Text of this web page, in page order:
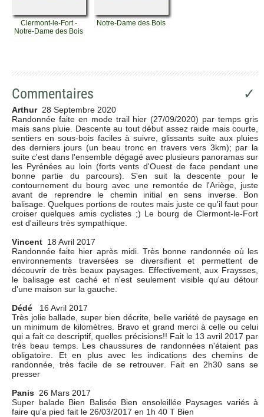
Clermont-le-Fort -
Notre-Dame des Bois
Notre-Dame des Bois
Commentaires ✓
Arthur 28 Septembre 2020
Randonnée faite en mode trail hier (27/09/2020) par temps gris
mais sans pluie. Descente au tout début assez raide mais courte,
sentiers en sous-bois faciles à suivre, glissants suite aux pluies
des derniers jours (un beau tronc en travers vers 3km); par la
suite c'est dans l'ensemble dégagé avec plusieurs panoramas sur
les Pyrénées au loin (forts vents d'Ouest de face pendant une
bonne partie du parcours). S'en suit la descente pour le
contournement du bourg avec une remontée de l'Ariège, juste
avant de reprendre le chemin initial en sens inverse. Bon
balisage. Quelques portions de routes mais juste ce qu'il faut pour
croiser quelques amis cyclistes ;) Le bourg de Clermont-le-Fort
est d'ailleurs très sympathique.
Vincent 18 Avril 2017
Randonnée faite hier après midi. Très bonne randonnée où les
environnements traversées se diversifient et permettent de
découvrir de très beaux paysages. Effectivement, aux Fraysses,
le balisage est caché et n'est seulement visible qu'au détour
d'une maison sur la gauche.
Dédé
16 Avril 2017
Très jolie ballade, super bien décrite, belle variété de paysage en
un minimum de kilomètres. Bravo et grand merci à celle ou celui
qui a fait ce descriptif, quelles précisions!! Fait le 13 avril 2017 par
très beau temps. Les chaussures de randonnées n'étaient pas
obligatoire. Et en plus avec les indications des chemins de
randonnée, très facile de se retrouver. Fait en 2h30 sans se
presser
Panis 26 Mars 2017
Super balade Bien Balisée Bien ensoleillée Paysages variés à
faire qu'a pied fait le 26/03/2017 en 1h 40 T Bien